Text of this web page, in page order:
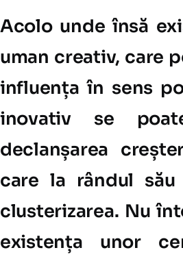
Acolo unde însă
uman creativ, care
influența în sens
inovativ se
declanșarea
care la rândul
clusterizarea. Nu
existența unor